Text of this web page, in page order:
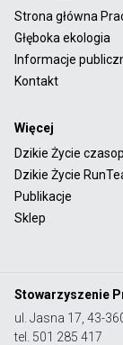
Strona główna
Głęboka ekologia
Informacje
Kontakt
Więcej
Dzikie Życie
Dzikie Życie
Publikacje
Sklep
Stowarzyszenie
ul. Jasna 17, 43-
tel. 501 285 417